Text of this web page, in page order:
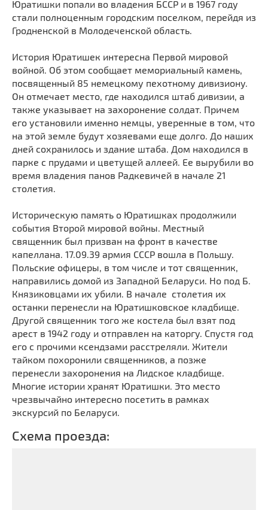
Часовни
Кирхи
Кладбище
Культурные центры
Театры
Галереи
Концертные залы
Юратишки попали во владения БССР и в 1967 году
стали полноценным городским поселком, перейдя из
Гродненской в Молодеченской область.
История Юратишек интересна Первой мировой
войной. Об этом сообщает мемориальный камень,
посвященный 85 немецкому пехотному дивизиону.
Он отмечает место, где находился штаб дивизии, а
также указывает на захоронение солдат. Причем
его установили именно немцы, уверенные в том, что
на этой земле будут хозяевами еще долго. До наших
дней сохранилось и здание штаба. Дом находился в
парке с прудами и цветущей аллеей. Ее вырубили во
время владения панов Радкевичей в начале 21
столетия.
Историческую память о Юратишках продолжили
события Второй мировой войны. Местный
священник был призван на фронт в качестве
капеллана. 17.09.39 армия СССР вошла в Польшу.
Польские офицеры, в том числе и тот священник,
направились домой из Западной Беларуси. Но под Б.
Князиковцами их убили. В начале столетия их
останки перенесли на Юратишковское кладбище.
Другой священник того же костела был взят под
арест в 1942 году и отправлен на каторгу. Спустя год
его с прочими ксендзами расстреляли. Жители
тайком похоронили священников, а позже
перенесли захоронения на Лидское кладбище.
Многие истории хранят Юратишки. Это место
чрезвычайно интересно посетить в рамках
экскурсий по Беларуси.
Схема проезда: